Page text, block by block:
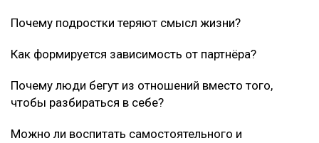
Почему подростки теряют смысл жизни?
Как формируется зависимость от партнёра?
Почему люди бегут из отношений вместо того,
чтобы разбираться в себе?
Можно ли воспитать самостоятельного и